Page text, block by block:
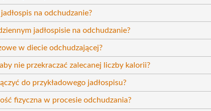
na odchudzanie?
jadłospisie na odchudzanie?
w diecie odchudzającej?
nie przekraczać zalecanej liczby kalorii?
do przykładowego jadłospisu?
fizyczna w procesie odchudzania?